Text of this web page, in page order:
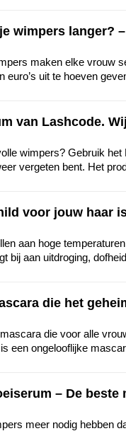
wimpers langer?
maken elke vrouw
euro’s uit te hoeven
van Lashcode.
wimpers? Gebruik
vergeten bent. Het
voor jouw haar
aan hoge
bij aan uitdroging,
die het
die voor alle
een ongelooflijke
– De
meer nodig hebben